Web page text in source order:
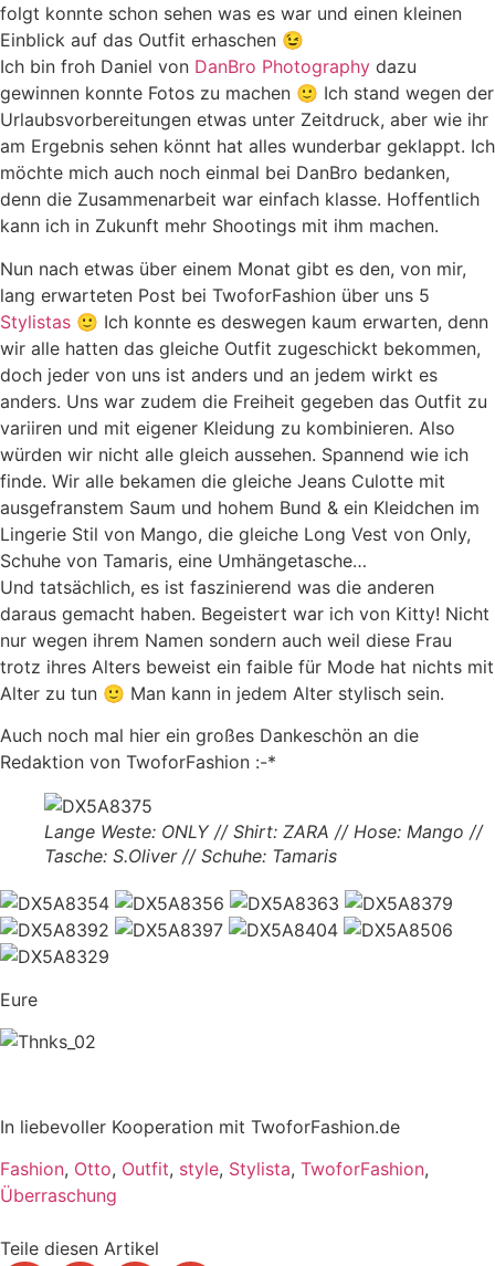
folgt konnte schon sehen was es war und einen kleinen
Einblick auf das Outfit erhaschen 😉
Ich bin froh Daniel von DanBro Photography dazu
gewinnen konnte Fotos zu machen 🙂 Ich stand wegen der
Urlaubsvorbereitungen etwas unter Zeitdruck, aber wie ihr
am Ergebnis sehen könnt hat alles wunderbar geklappt. Ich
möchte mich auch noch einmal bei DanBro bedanken,
denn die Zusammenarbeit war einfach klasse. Hoffentlich
kann ich in Zukunft mehr Shootings mit ihm machen.
Nun nach etwas über einem Monat gibt es den, von mir,
lang erwarteten Post bei TwoforFashion über uns 5
Stylistas 🙂 Ich konnte es deswegen kaum erwarten, denn
wir alle hatten das gleiche Outfit zugeschickt bekommen,
doch jeder von uns ist anders und an jedem wirkt es
anders. Uns war zudem die Freiheit gegeben das Outfit zu
variiren und mit eigener Kleidung zu kombinieren. Also
würden wir nicht alle gleich aussehen. Spannend wie ich
finde. Wir alle bekamen die gleiche Jeans Culotte mit
ausgefranstem Saum und hohem Bund & ein Kleidchen im
Lingerie Stil von Mango, die gleiche Long Vest von Only,
Schuhe von Tamaris, eine Umhängetasche…
Und tatsächlich, es ist faszinierend was die anderen
daraus gemacht haben. Begeistert war ich von Kitty! Nicht
nur wegen ihrem Namen sondern auch weil diese Frau
trotz ihres Alters beweist ein faible für Mode hat nichts mit
Alter zu tun 🙂 Man kann in jedem Alter stylisch sein.
Auch noch mal hier ein großes Dankeschön an die
Redaktion von TwoforFashion :-*
Lange Weste: ONLY // Shirt: ZARA // Hose: Mango //
Tasche: S.Oliver // Schuhe: Tamaris
Eure
In liebevoller Kooperation mit TwoforFashion.de
Fashion, Otto, Outfit, style, Stylista, TwoforFashion,
Überraschung
Teile diesen Artikel